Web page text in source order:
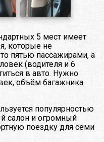
5 мест имеет
которые не
пятью пассажирами, а
(водителя и 6
в авто. Нужно
объём багажника
популярностью
салон и огромный
поездку для семи